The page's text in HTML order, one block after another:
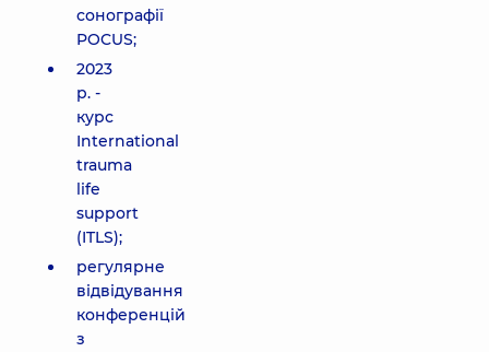
сонографії
POCUS;
2023
р. -
курс
International
trauma
life
support
(ITLS);
регулярне
відвідування
конференцій
з